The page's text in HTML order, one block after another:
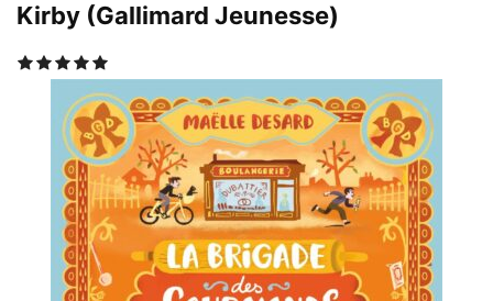
Kirby (Gallimard Jeunesse)